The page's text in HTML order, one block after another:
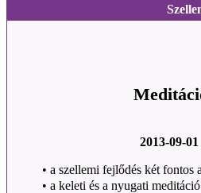
2013-09-
• a szellemi fejlődés két fontos
• a keleti és a nyugati